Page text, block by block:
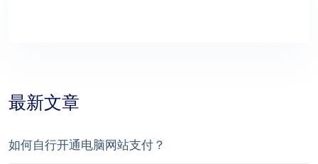
最新文章
如何自行开通电脑网站支付？